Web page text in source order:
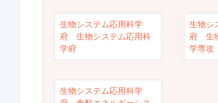
生物システム応用科学
府 生物システム応用科
学府
生物シ
府 生
学専攻
生物システム応用科学